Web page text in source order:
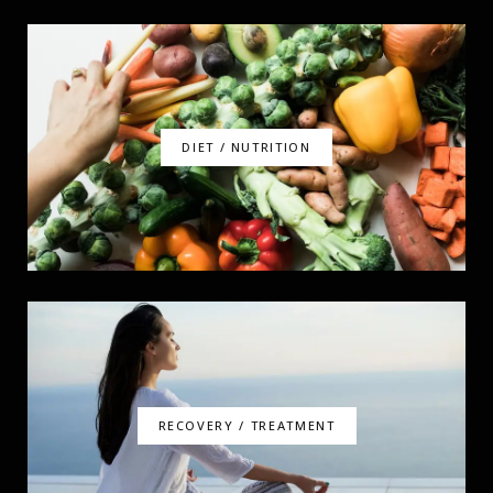
DIET / NUTRITION
RECOVERY / TREATMENT